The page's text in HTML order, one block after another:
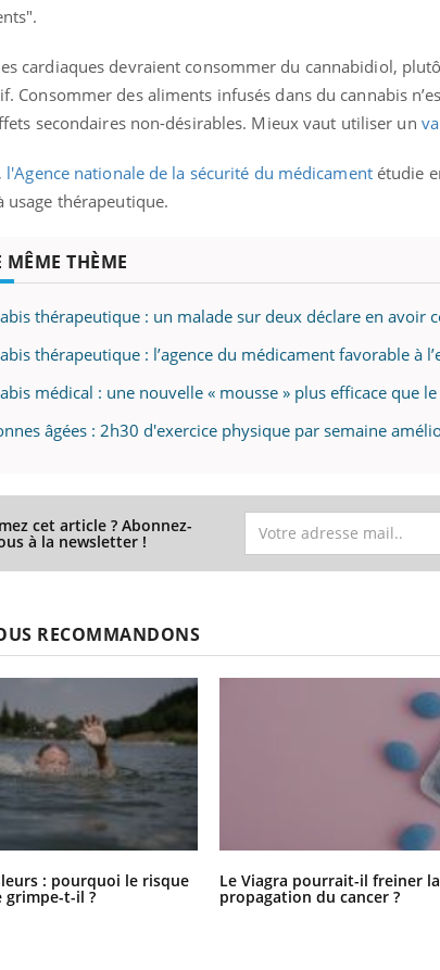
cardiaques devraient consommer du cannabidiol,
Consommer des aliments infusés dans du cannabis
secondaires non-désirables. Mieux vaut utiliser un
l'Agence nationale de la sécurité du médicamentétudie
usage thérapeutique.
MÊME THÈME
thérapeutique : un malade sur deux déclare en avoir
thérapeutique : l’agence du médicament favorable à
médical : une nouvelle « mousse » plus efficace que le
âgées : 2h30 d'exercice physique par semaine
cet article ? Abonnez-
à la newsletter !
RECOMMANDONS
: pourquoi le risque
grimpe-t-il ?
Le Viagra pourrait-il freiner la
propagation du cancer ?